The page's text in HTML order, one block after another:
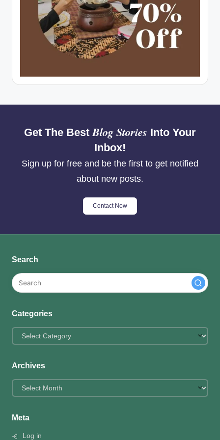
Get The Best Blog Stories Into Your
Inbox!
Sign up for free and be the first to get notified
about new posts.
Contact Now
Search
Categories
Categories
Archives
Archives
Meta
Log in